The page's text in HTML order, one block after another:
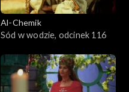
Al-Chemik
Sód w wodzie, odcinek 116